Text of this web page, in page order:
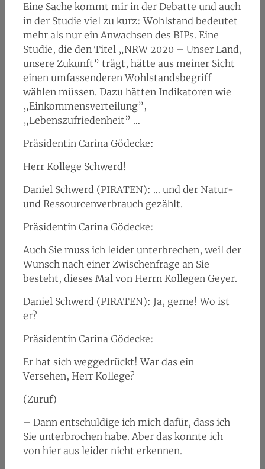
Eine Sache kommt mir in der Debatte und auch
in der Studie viel zu kurz: Wohlstand bedeutet
mehr als nur ein Anwachsen des BIPs. Eine
Studie, die den Titel „NRW 2020 – Unser Land,
unsere Zukunft” trägt, hätte aus meiner Sicht
einen umfassenderen Wohlstandsbegriff
wählen müssen. Dazu hätten Indikatoren wie
„Einkommensverteilung”,
„Lebenszufriedenheit” …
Präsidentin Carina Gödecke:
Herr Kollege Schwerd!
Daniel Schwerd (PIRATEN): … und der Natur-
und Ressourcenverbrauch gezählt.
Präsidentin Carina Gödecke:
Auch Sie muss ich leider unterbrechen, weil der
Wunsch nach einer Zwischenfrage an Sie
besteht, dieses Mal von Herrn Kollegen Geyer.
Daniel Schwerd (PIRATEN): Ja, gerne! Wo ist
er?
Präsidentin Carina Gödecke:
Er hat sich weggedrückt! War das ein
Versehen, Herr Kollege?
(Zuruf)
– Dann entschuldige ich mich dafür, dass ich
Sie unterbrochen habe. Aber das konnte ich
von hier aus leider nicht erkennen.